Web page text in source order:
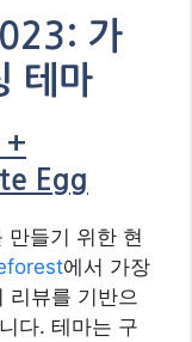
가
테마
+
Egg
들기 위한 현
에서 가장
리뷰를 기반으
다. 테마는 구